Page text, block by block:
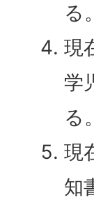
る。
現
学
る。
現
知